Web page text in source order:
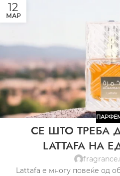
12
МАР
СЕ ШТО ТРЕБА
LATTAFA НА
Lattafa е многу повеќе од